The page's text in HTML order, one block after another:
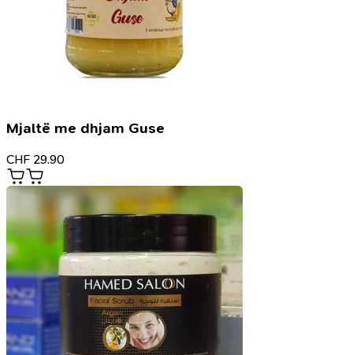
Mjaltë me dhjam Guse
CHF 29.90